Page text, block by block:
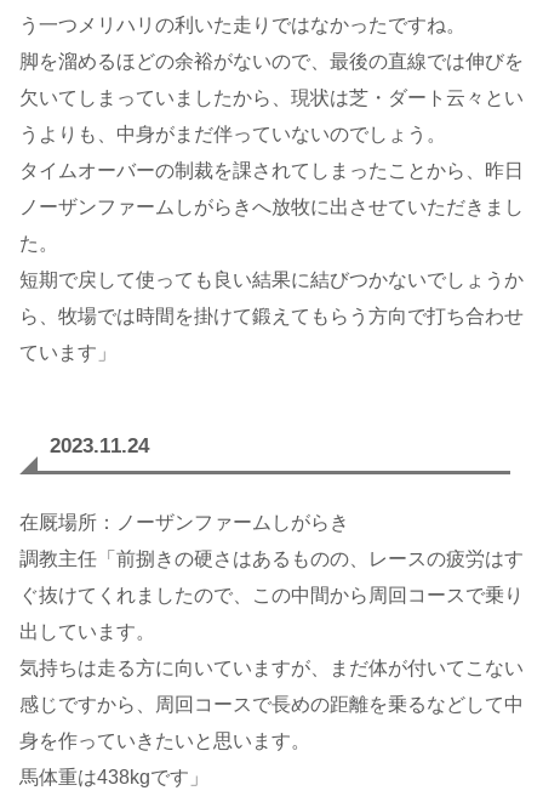
う一つメリハリの利いた走りではなかったですね。
脚を溜めるほどの余裕がないので、最後の直線では伸びを
欠いてしまっていましたから、現状は芝・ダート云々とい
うよりも、中身がまだ伴っていないのでしょう。
タイムオーバーの制裁を課されてしまったことから、昨日
ノーザンファームしがらきへ放牧に出させていただきまし
た。
短期で戻して使っても良い結果に結びつかないでしょうか
ら、牧場では時間を掛けて鍛えてもらう方向で打ち合わせ
ています」
2023.11.24
在厩場所：ノーザンファームしがらき
調教主任「前捌きの硬さはあるものの、レースの疲労はす
ぐ抜けてくれましたので、この中間から周回コースで乗り
出しています。
気持ちは走る方に向いていますが、まだ体が付いてこない
感じですから、周回コースで長めの距離を乗るなどして中
身を作っていきたいと思います。
馬体重は438kgです」